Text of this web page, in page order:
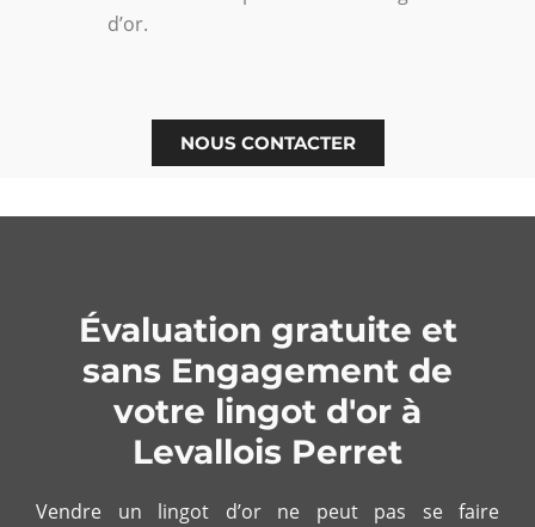
d’or.
NOUS CONTACTER
Évaluation gratuite et
sans Engagement de
votre lingot d'or à
Levallois Perret
Vendre un lingot d’or ne peut pas se faire